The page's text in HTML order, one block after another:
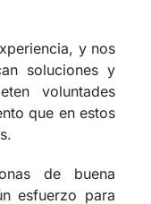
y nos
voluntades
que en estos
de buena
A cada uno/a
contribución y